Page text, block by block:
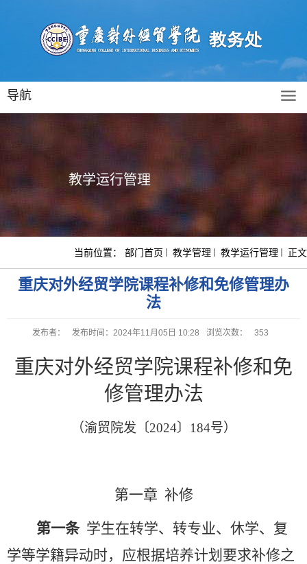
导航
教学运行管理
当前位置： 部门首页 教学管理 教学运行管理 正文
重庆对外经贸学院课程补修和免修管理办
法
发布者： 发布时间：2024年11月05日 10:28 浏览次数： 353
重庆对外经贸学院课程补修和免
修管理办法
（渝贸院发〔2024〕 184号）
第一章 补修
第一条 学生在转学、转专业、休学、复
学等学籍异动时，应根据培养计划要求补修之